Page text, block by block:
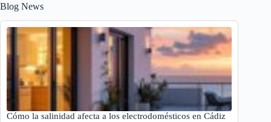
Blog News
Cómo la salinidad afecta a los electrodomésticos en Cádiz